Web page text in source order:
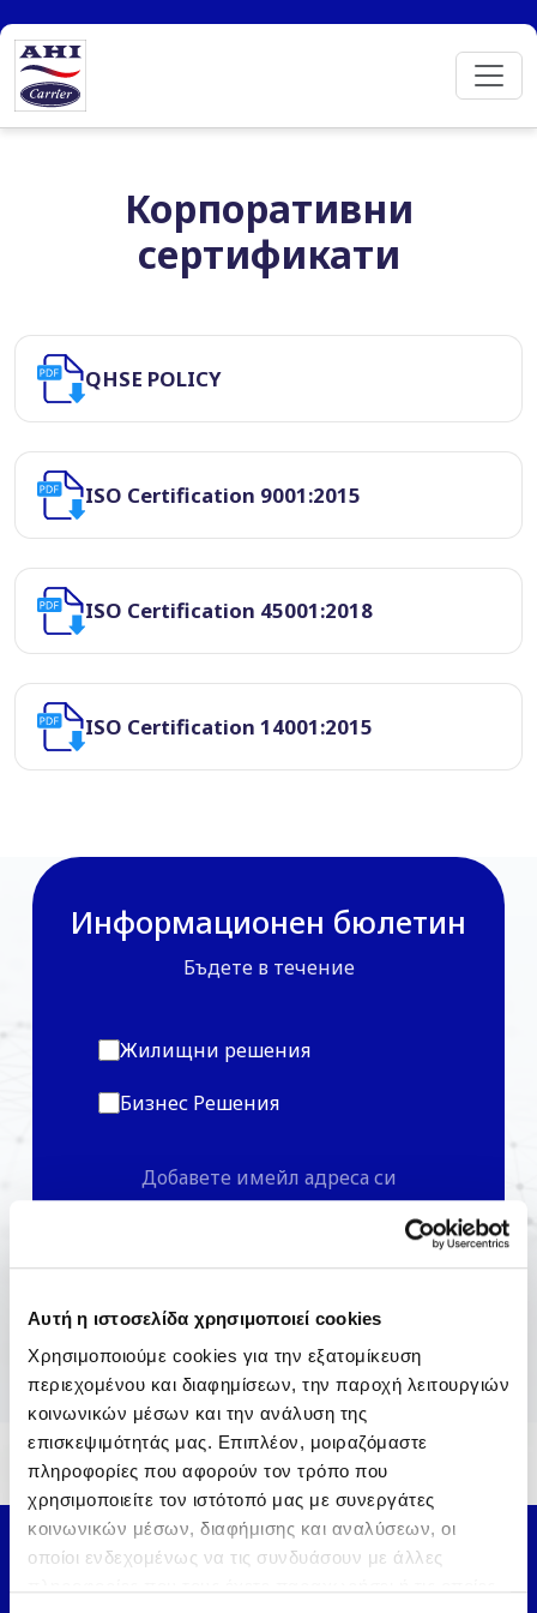
Αυτή η ιστοσελίδα χρησιμοποιεί cookies
Χρησιμοποιούμε cookies για την εξατομίκευση
περιεχομένου και διαφημίσεων, την παροχή λειτουργιών
κοινωνικών μέσων και την ανάλυση της
επισκεψιμότητάς μας. Επιπλέον, μοιραζόμαστε
πληροφορίες που αφορούν τον τρόπο που
χρησιμοποιείτε τον ιστότοπό μας με συνεργάτες
κοινωνικών μέσων, διαφήμισης και αναλύσεων, οι
οποίοι ενδεχομένως να τις συνδυάσουν με άλλες
Корпоративни
сертификати
QHSE POLICY
ISO Certification 9001:2015
ISO Certification 45001:2018
ISO Certification 14001:2015
Информационен бюлетин
Бъдете в течение
Жилищни решения
Бизнес Решения
*С абонамента вие се съгласявате с
Политика На Поверителност